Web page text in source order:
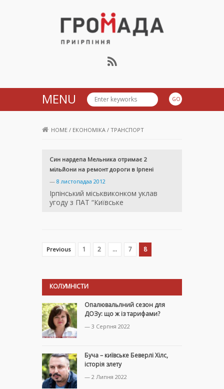
Громада Приірпіння
MENU
HOME / ЕКОНОМІКА / ТРАНСПОРТ
Син нардепа Мельника отримає 2
мільйони на ремонт дороги в Ірпені
— 8 листопадаа 2012
Ірпінський міськвиконком уклав
угоду з ПАТ “Київське
Previous 1 2 … 7 8
КОЛУМНІСТИ
Опалювальлний сезон для
ДОЗу: що ж із тарифами?
— 3 Серпня 2022
Буча – київське Беверлі Хілс,
історія злету
— 2 Липня 2022